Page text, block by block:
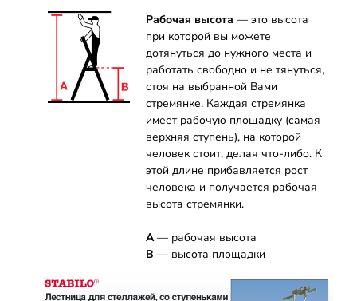
Рабочая высота — это высота
при которой вы можете
дотянуться до нужного места и
работать свободно и не тянуться,
стоя на выбранной Вами
стремянке. Каждая стремянка
имеет рабочую площадку (самая
верхняя ступень), на которой
человек стоит, делая что-либо. К
этой длине прибавляется рост
человека и получается рабочая
высота стремянки.
А— рабочая высота
B — высота площадки